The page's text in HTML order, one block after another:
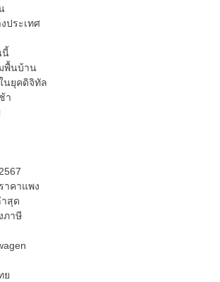
ประเทศ
นี้
พื้นบ้าน
นยุคดิจิทัล
า
าคาแพง
สุด
ภาษี
ย